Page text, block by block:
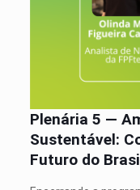
Plenária 5 —
Sustentável:
Futuro do